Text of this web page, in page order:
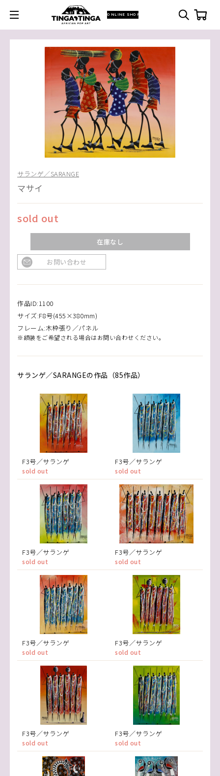
ONLINE SHOP
サランゲ／SARANGE
マサイ
sold out
在庫なし
お問い合わせ
作品ID:1100
サイズ:F8号(455×380mm)
フレーム:木枠張り／パネル
※額装をご希望される場合はお問い合わせください。
サランゲ／SARANGEの作品（85作品）
F3号／サランゲ
sold out
F3号／サランゲ
sold out
F3号／サランゲ
sold out
F3号／サランゲ
sold out
F3号／サランゲ
sold out
F3号／サランゲ
sold out
F3号／サランゲ
sold out
F3号／サランゲ
sold out